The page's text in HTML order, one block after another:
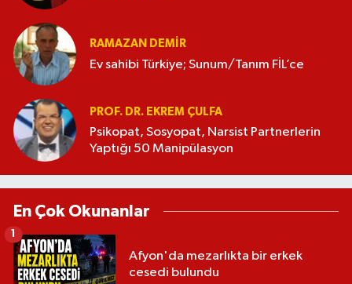
RAMAZAN DEMİR
Ev sahibi Türkiye; Sunum/Tanım FİL’ce
PROF. DR. EKREM ÇULFA
Psikopat, Sosyopat, Narsist Partnerlerin
Yaptığı 50 Manipülasyon
En Çok Okunanlar
Afyon'da mezarlıkta bir erkek
cesedi bulundu
1